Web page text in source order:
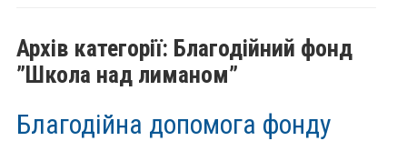
Архів категорії: Благодійний фонд
”Школа над лиманом”
Благодійна допомога фонду